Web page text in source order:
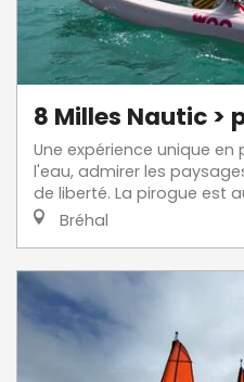
8 Milles Nautic >
Une expérience unique en
l'eau, admirer les
de liberté. La pirogue est
Bréhal